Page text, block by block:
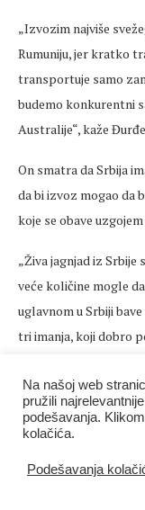
„Izvozim najviše
Rumuniju, jer kratko
transportuje samo
budemo konkurentni
Australije“, kaže
On smatra da Srbija
da bi izvoz mogao da
koje se obave uzgojem
„Živa jagnjad iz Srbije
veće količine mogle
uglavnom u Srbiji
tri imanja, koji dobro
Jedno od tih imanja je
u Izrael, gde se tove
su u Kušiljevu kod
Na našoj web
pružili
podešavanja.
kolačića.
Podešavanja